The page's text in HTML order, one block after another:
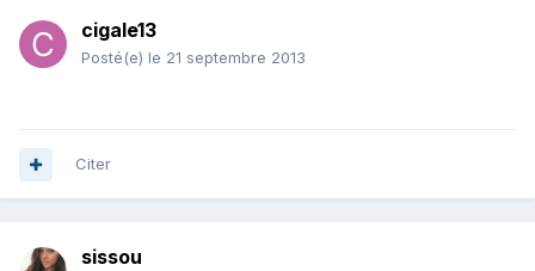
cigale13
Posté(e) le 21 septembre 2013
Citer
sissou